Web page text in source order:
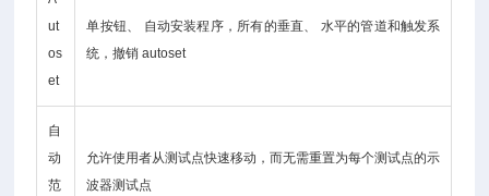
ut
os
et
单按钮、 自动安装程序，所有的垂直、 水平的管道和触发系
统，撤销 autoset
自
动
范
允许使用者从测试点快速移动，而无需重置为每个测试点的示
波器测试点